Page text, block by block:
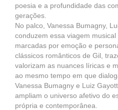
poesia e a profundidade das
gerações.
No palco, Vanessa Bumagny,
conduzem essa viagem
marcadas por emoção e
clássicos românticos de Gil,
valorizam as nuances líricas e
ao mesmo tempo em que
Vanessa Bumagny e Luiz
ampliam o universo afetivo do
própria e contemporânea.